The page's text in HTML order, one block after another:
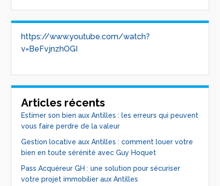
https://www.youtube.com/watch?
v=BeFvjnzhOGI
Articles récents
Estimer son bien aux Antilles : les erreurs qui peuvent
vous faire perdre de la valeur
Gestion locative aux Antilles : comment louer votre
bien en toute sérénité avec Guy Hoquet
Pass Acquéreur GH : une solution pour sécuriser
votre projet immobilier aux Antilles